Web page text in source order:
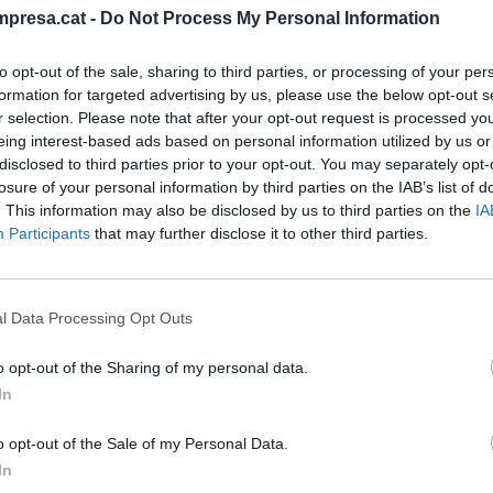
- Do Not Process My Personal Information
opt-out of the sale, sharing to third parties, or processing of your
for targeted advertising by us, please use the below opt-out
selection. Please note that after your opt-out request is processed
interest-based ads based on personal information utilized by us
to third parties prior to your opt-out. You may separately
of your personal information by third parties on the IAB’s list of
This information may also be disclosed by us to third parties on the
Participants that may further disclose it to other third parties.
Data Processing Opt Outs
opt-out of the Sharing of my personal data.
opt-out of the Sale of my Personal Data.
de salut a compte de despeses ja
que "de forma poc explicable" el decret llei
del dia del ple per ser convalidat -per falta de
a la Junta de Portaveus-.
de la CUP Laia Estrada, que ha alertat
davant la saturació i cansament dels
Salut és conscient de la situació i treballen
sostingut que tota patologia greu --com les
i ben atesa", i ha recordat que el projecte
una aportació suplementària de 1.000 milions